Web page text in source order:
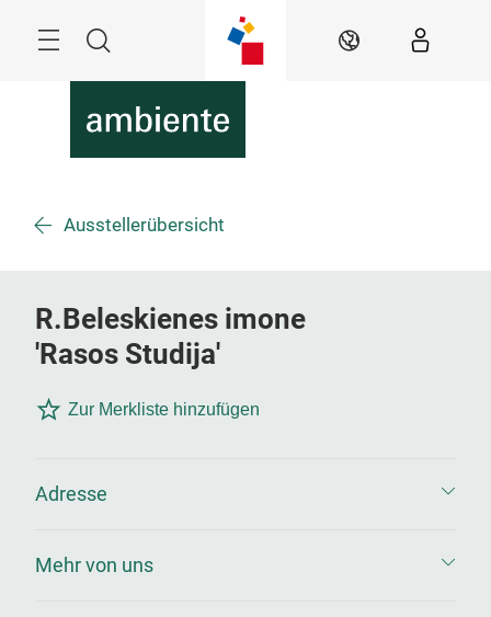
Suche DE
Ausstellerübersicht
R.Beleskienes imone
'Rasos Studija'
Zur Merkliste hinzufügen
Adresse
Mehr von uns